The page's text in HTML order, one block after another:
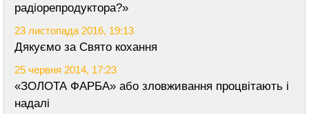
радіорепродуктора?»
23 листопада 2016, 19:13
Дякуємо за Свято кохання
25 червня 2014, 17:23
«ЗОЛОТА ФАРБА» або зловживання процвітають і
надалі